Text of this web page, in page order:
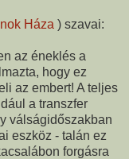
Háza ) szavai:
az éneklés a
hogy ez
az embert! A teljes
a transzfer
válságidőszakban
eszköz - talán ez
forgásra